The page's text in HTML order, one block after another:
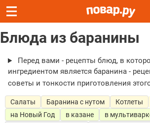
Блюда из баранины
Перед вами - рецепты блюд, в
ингредиентом является баранина -
советы и тонкости приготовления
Салаты Баранина с нутом
Котлеты
на Новый Год
в казане
в